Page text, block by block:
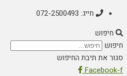
חייג: 072-2500493
חיפוש
חיפוש
סגור את תיבת החיפוש
Facebook-f